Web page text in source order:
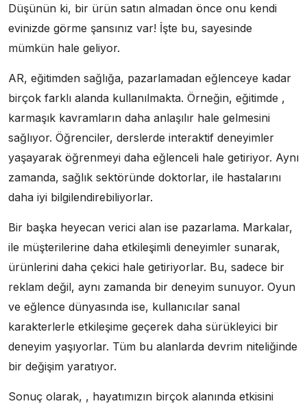
Düşünün ki, bir ürün satın almadan önce onu kendi
evinizde görme şansınız var! İşte bu, sayesinde
mümkün hale geliyor.
AR, eğitimden sağlığa, pazarlamadan eğlenceye kadar
birçok farklı alanda kullanılmakta. Örneğin, eğitimde ,
karmaşık kavramların daha anlaşılır hale gelmesini
sağlıyor. Öğrenciler, derslerde interaktif deneyimler
yaşayarak öğrenmeyi daha eğlenceli hale getiriyor. Aynı
zamanda, sağlık sektöründe doktorlar, ile hastalarını
daha iyi bilgilendirebiliyorlar.
Bir başka heyecan verici alan ise pazarlama. Markalar,
ile müşterilerine daha etkileşimli deneyimler sunarak,
ürünlerini daha çekici hale getiriyorlar. Bu, sadece bir
reklam değil, aynı zamanda bir deneyim sunuyor. Oyun
ve eğlence dünyasında ise, kullanıcılar sanal
karakterlerle etkileşime geçerek daha sürükleyici bir
deneyim yaşıyorlar. Tüm bu alanlarda devrim niteliğinde
bir değişim yaratıyor.
Sonuç olarak, , hayatımızın birçok alanında etkisini